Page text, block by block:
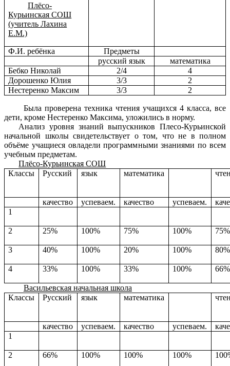
Плёсо-
Курьинская СОШ
(учитель Лахина
Е.М.)
Ф.И. ребёнка
Предметы
русский язык
математика
Бебко Николай
2/4
4
Дорошенко Юлия
3/3
2
Нестеренко Максим
3/3 2
Была проверена техника чтения учащихся 4 класса, все
дети, кроме Нестеренко Максима, уложились в норму.
Анализ уровня знаний выпускников Плесо-Курьинской
начальной школы свидетельствует о том, что не в полном
объёме учащиеся овладели программными знаниями по всем
учебным предметам.
Плёсо-Курьинская СОШ
Классы
Русский язык математика
качество успеваем. качество успеваем.
1
2 25% 100% 75% 100% 75%
3 40% 100% 20% 100% 80%
4 33% 100% 33% 100% 66%
Васильевская начальная школа
Классы
Русский язык математика
качество успеваем. качество успеваем.
1
2 66% 100% 100% 100%